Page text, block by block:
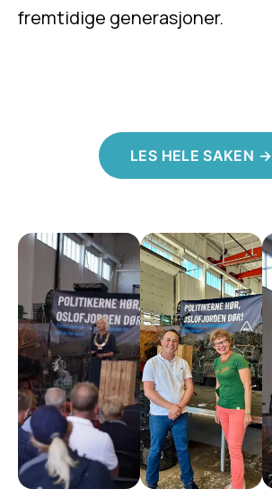
fremtidige generasjoner.
LES HELE SAKEN →